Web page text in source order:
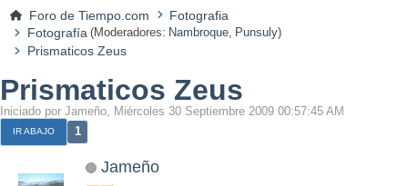
Foro de Tiempo.com
Fotografia
Fotografía (Moderadores: Nambroque, Punsuly)
Prismaticos Zeus
Prismaticos Zeus
Iniciado por Jameño, Miércoles 30 Septiembre 2009 00:57:45 AM
IR ABAJO 1
Jameño